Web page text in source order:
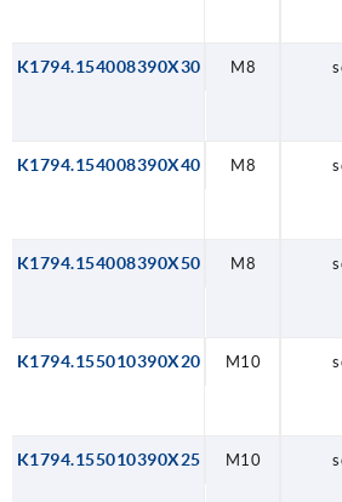
K1794.154008390X30 M8
K1794.154008390X40 M8
K1794.154008390X50 M8
K1794.155010390X20 M10
K1794.155010390X25 M10